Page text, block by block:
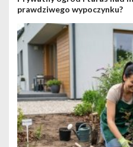
prawdziwego wypoczynku?